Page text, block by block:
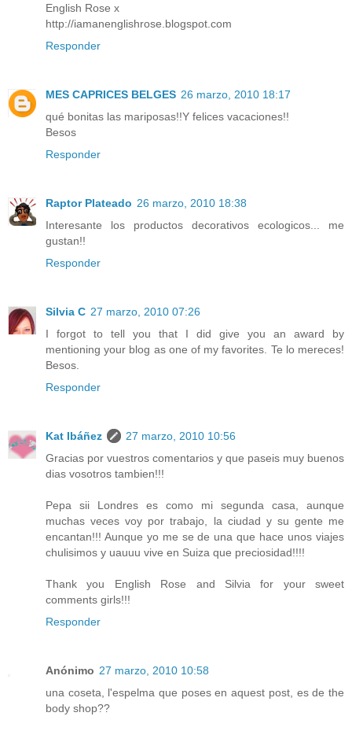
English Rose x
http://iamanenglishrose.blogspot.com
Responder
MES CAPRICES BELGES 26 marzo, 2010 18:17
qué bonitas las mariposas!!Y felices vacaciones!!
Besos
Responder
Raptor Plateado 26 marzo, 2010 18:38
Interesante los productos decorativos ecologicos... me
gustan!!
Responder
Silvia C 27 marzo, 2010 07:26
I forgot to tell you that I did give you an award by
mentioning your blog as one of my favorites. Te lo mereces!
Besos.
Responder
Kat Ibáñez
27 marzo, 2010 10:56
Gracias por vuestros comentarios y que paseis muy buenos
dias vosotros tambien!!!
Pepa sii Londres es como mi segunda casa, aunque
muchas veces voy por trabajo, la ciudad y su gente me
encantan!!! Aunque yo me se de una que hace unos viajes
chulisimos y uauuu vive en Suiza que preciosidad!!!!
Thank you English Rose and Silvia for your sweet
comments girls!!!
Responder
Anónimo 27 marzo, 2010 10:58
una coseta, l'espelma que poses en aquest post, es de the
body shop??